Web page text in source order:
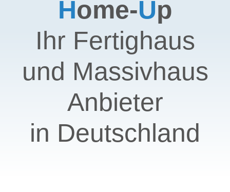
Home-Up
Ihr Fertighaus
und Massivhaus
Anbieter
in Deutschland
Z 273 Da LGL
Z28 GL2
Z182 GS P HB